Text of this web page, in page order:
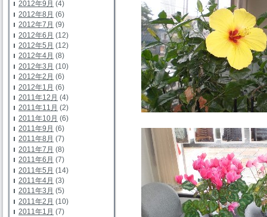
2012年9月 (4)
2012年8月 (6)
2012年7月 (9)
2012年6月 (12)
2012年5月 (12)
2012年4月 (8)
2012年3月 (10)
2012年2月 (6)
2012年1月 (6)
2011年12月 (4)
2011年11月 (2)
2011年10月 (6)
2011年9月 (6)
2011年8月 (7)
2011年7月 (8)
2011年6月 (7)
2011年5月 (14)
2011年4月 (3)
2011年3月 (5)
2011年2月 (10)
2011年1月 (7)